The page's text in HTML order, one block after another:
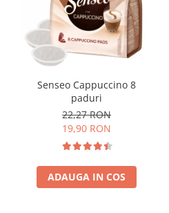
Senseo Cappuccino 8
paduri
22,27 RON
19,90 RON
ADAUGA IN COS